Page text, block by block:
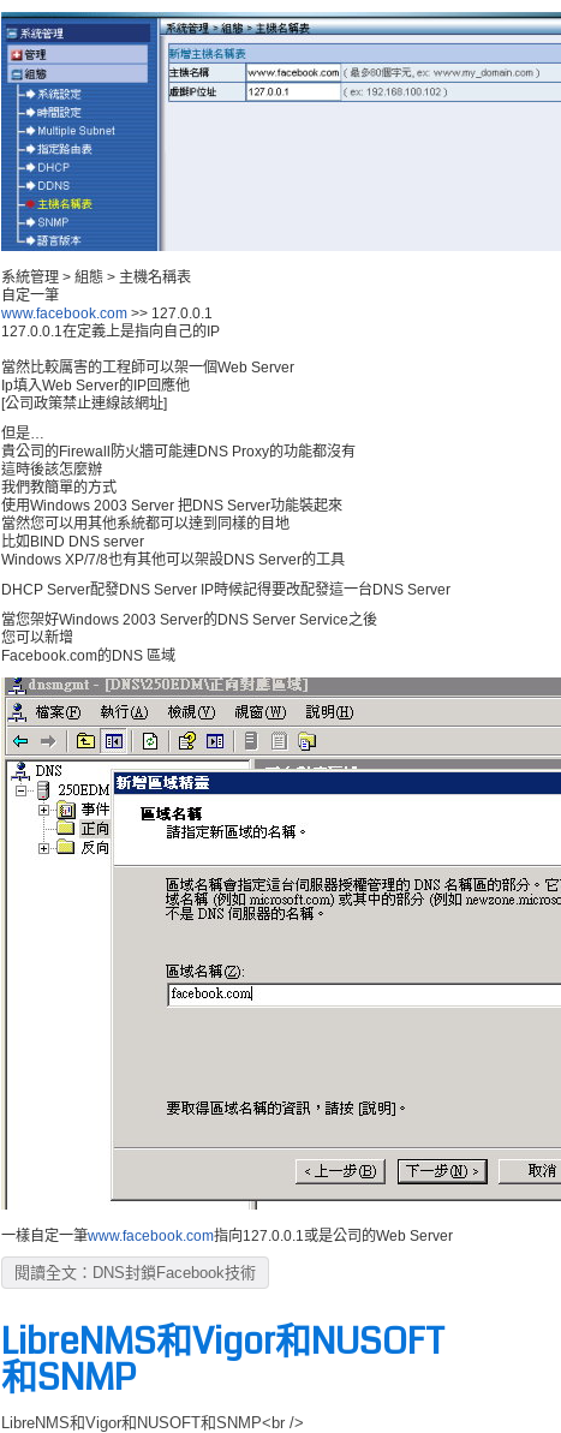
系統管理 > 組態 > 主機名稱表
自定一筆
www.facebook.com >> 127.0.0.1
127.0.0.1在定義上是指向自己的IP
當然比較厲害的工程師可以架一個Web Server
Ip填入Web Server的IP回應他
[公司政策禁止連線該網址]
但是…
貴公司的Firewall防火牆可能連DNS Proxy的功能都沒有
這時後該怎麼辦
我們教簡單的方式
使用Windows 2003 Server 把DNS Server功能裝起來
當然您可以用其他系統都可以達到同樣的目地
比如BIND DNS server
Windows XP/7/8也有其他可以架設DNS Server的工具
DHCP Server配發DNS Server IP時候記得要改配發這一台DNS Server
當您架好Windows 2003 Server的DNS Server Service之後
您可以新增
Facebook.com的DNS 區域
一樣自定一筆www.facebook.com指向127.0.0.1或是公司的Web Server
閱讀全文：DNS封鎖Facebook技術
LibreNMS和Vigor和NUSOFT
和SNMP
LibreNMS和Vigor和NUSOFT和SNMP<br />